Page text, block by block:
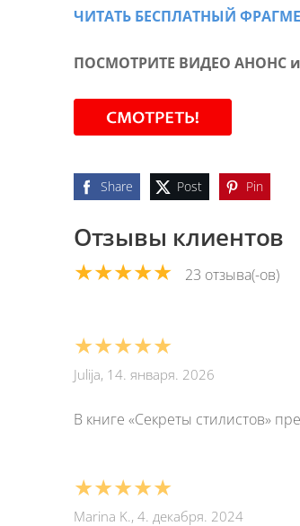
ЧИТАТЬ БЕСПЛАТНЫЙ
ПОСМОТРИТЕ ВИДЕО АНОНС и
Share Post Pin
Отзывы клиентов
★★★★★ 23 отзыва(-ов)
★★★★★
Julija, 14. января. 2026
В книге «Секреты стилистов»
★★★★★
Marina K., 4. декабря. 2024